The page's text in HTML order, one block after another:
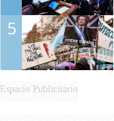
5
Espacio Publicitario